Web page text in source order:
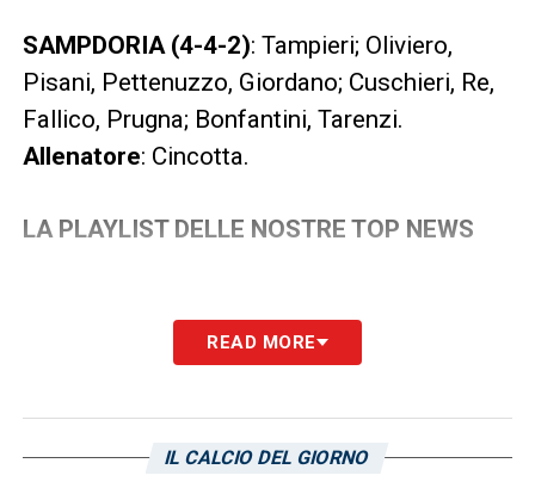
SAMPDORIA (4-4-2): Tampieri; Oliviero,
Pisani, Pettenuzzo, Giordano; Cuschieri, Re,
Fallico, Prugna; Bonfantini, Tarenzi.
Allenatore: Cincotta.
LA PLAYLIST DELLE NOSTRE TOP NEWS
READ MORE
IL CALCIO DEL GIORNO